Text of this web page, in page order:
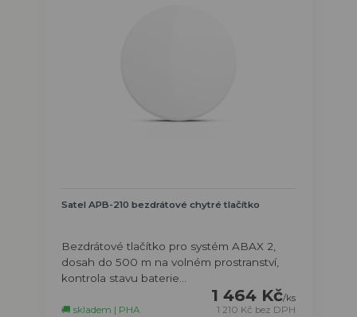
Satel APB-210 bezdrátové chytré tlačítko
Bezdrátové tlačítko pro systém ABAX 2,
dosah do 500 m na volném prostranství,
kontrola stavu baterie...
1 464 Kč/ks
1 210 Kč bez DPH
🚚 skladem | PHA